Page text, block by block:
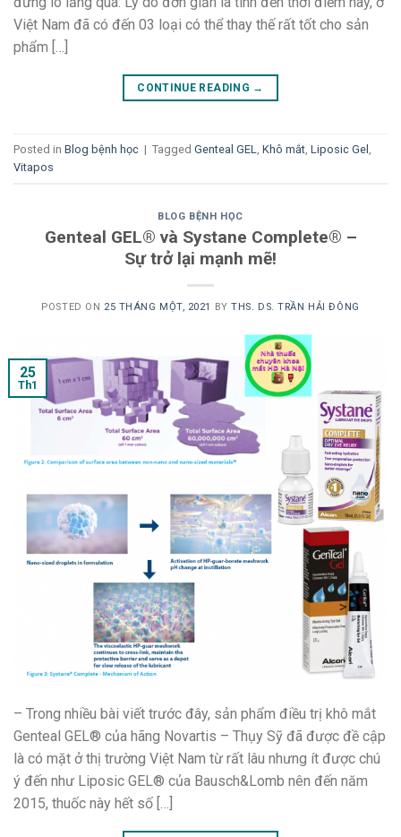
Việt Nam đã có đến 03 loại có thể thay thế rất tốt cho sản
phẩm […]
CONTINUE READING →
Posted in Blog bệnh học | Tagged Genteal GEL Khô mắt Liposic Gel
Vitapos
BLOG BỆNH HỌC
Genteal GEL® và Systane Complete® –
Sự trở lại mạnh mẽ!
POSTED ON 25 THÁNG MỘT, 2021 BYTHS. DS. TRẦN HẢI ĐÔNG
25
Th1
– Trong nhiều bài viết trước đây, sản phẩm điều trị khô mắt
Genteal GEL® của hãng Novartis – Thụy Sỹ đã được đề cập
là có mặt ở thị trường Việt Nam từ rất lâu nhưng ít được chú
ý đến như Liposic GEL® của Bausch&Lomb nên đến năm
2015, thuốc này hết số […]